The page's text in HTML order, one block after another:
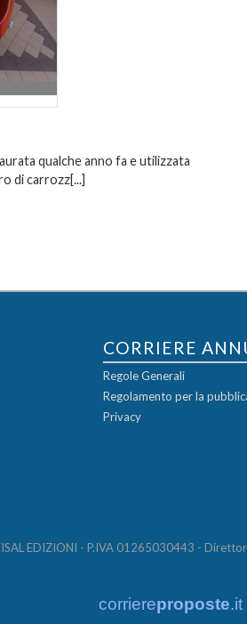
qualche anno fa e utilizzata
di carrozz[...]
CORRIERE
Regole Generali
Regolamento per la
Privacy
EDIZIONI - P.IVA 01265030443 -
corriereproposte.it